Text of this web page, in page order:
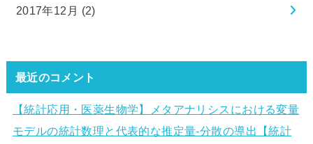
2017年12月 (2)
最近のコメント
【統計応用・医薬生物学】メタアナリシスにおける変量
モデルの統計数理と代表的な推定量-分散の導出【統計